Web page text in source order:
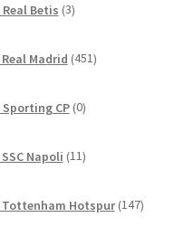
Betis 3izdelki
Madrid 451izdelkov
CP 0izdelkov
Napoli 11izdelkov
Hotspur 147